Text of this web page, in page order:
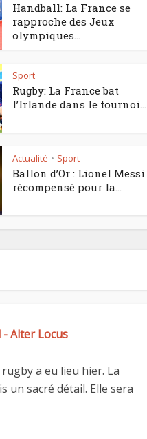
Handball: La France se
rapproche des Jeux
olympiques...
Sport
Rugby: La France bat
l’Irlande dans le tournoi...
Actualité • Sport
Ballon d’Or : Lionel Messi
récompensé pour la...
Alter Locus
a eu lieu hier. La
sacré détail. Elle sera